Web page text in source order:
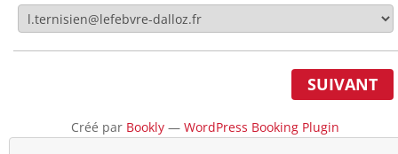
SUIVANT
Créé par Bookly —WordPress Booking Plugin